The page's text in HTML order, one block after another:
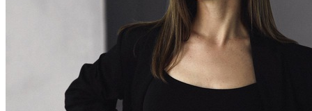
Управление командой
Гостевой доступ
Быстрый запуск